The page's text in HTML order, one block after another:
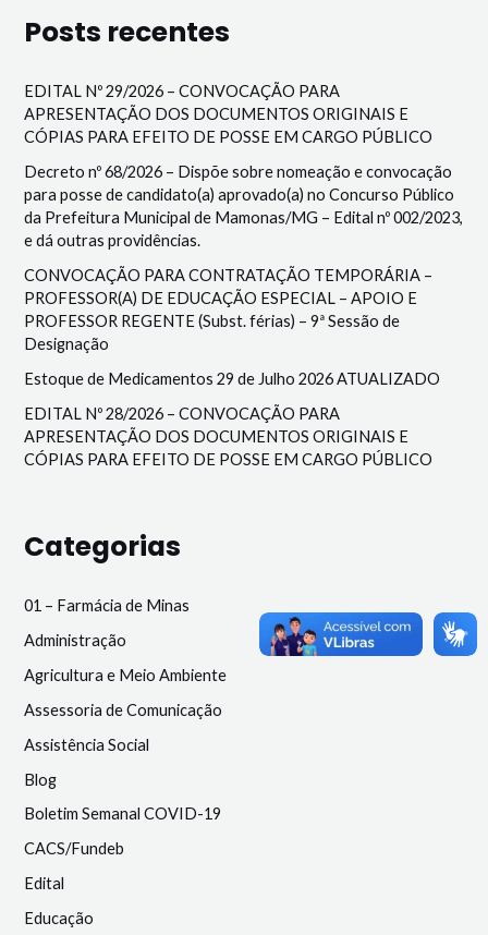
Posts recentes
EDITAL Nº 29/2026 – CONVOCAÇÃO PARA
APRESENTAÇÃO DOS DOCUMENTOS ORIGINAIS E
CÓPIAS PARA EFEITO DE POSSE EM CARGO PÚBLICO
Decreto nº 68/2026 – Dispõe sobre nomeação e convocação
para posse de candidato(a) aprovado(a) no Concurso Público
da Prefeitura Municipal de Mamonas/MG – Edital nº 002/2023,
e dá outras providências.
CONVOCAÇÃO PARA CONTRATAÇÃO TEMPORÁRIA –
PROFESSOR(A) DE EDUCAÇÃO ESPECIAL – APOIO E
PROFESSOR REGENTE (Subst. férias) – 9ª Sessão de
Designação
Estoque de Medicamentos 29 de Julho 2026 ATUALIZADO
EDITAL Nº 28/2026 – CONVOCAÇÃO PARA
APRESENTAÇÃO DOS DOCUMENTOS ORIGINAIS E
CÓPIAS PARA EFEITO DE POSSE EM CARGO PÚBLICO
Categorias
01 – Farmácia de Minas
Administração
Agricultura e Meio Ambiente
Assessoria de Comunicação
Assistência Social
Blog
Boletim Semanal COVID-19
CACS/Fundeb
Edital
Educação